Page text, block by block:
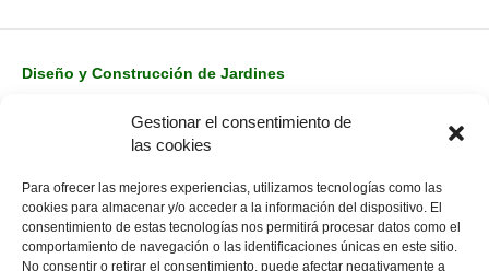
Gestionar el consentimiento de
las cookies
Para ofrecer las mejores experiencias, utilizamos tecnologías como las
cookies para almacenar y/o acceder a la información del dispositivo. El
consentimiento de estas tecnologías nos permitirá procesar datos como el
comportamiento de navegación o las identificaciones únicas en este sitio.
No consentir o retirar el consentimiento, puede afectar negativamente a
Diseño y Construcción de Jardines
Política de Privacidad